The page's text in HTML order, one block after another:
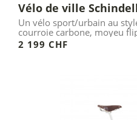
Vélo de ville
Un vélo sport/urbain au
courroie carbone, moyeu
2 199 CHF